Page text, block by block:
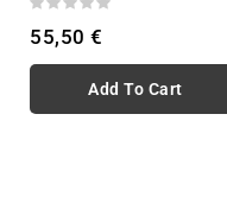
55,50 €
Add To Cart